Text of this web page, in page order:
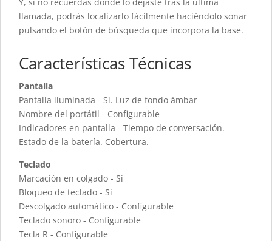
llamada, podrás localizarlo fácilmente haciéndolo sonar
pulsando el botón de búsqueda que incorpora la base.
Características Técnicas
Pantalla
Pantalla iluminada - Sí. Luz de fondo ámbar
Nombre del portátil - Configurable
Indicadores en pantalla - Tiempo de conversación.
Estado de la batería. Cobertura.
Teclado
Marcación en colgado - Sí
Bloqueo de teclado - Sí
Descolgado automático - Configurable
Teclado sonoro - Configurable
Tecla R - Configurable